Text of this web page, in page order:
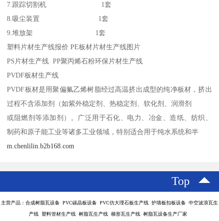
7.跟踪切割机 1套
8.吸尘装置 1套
9.堆放架 1套
塑料片材生产线报价 PE板材片材生产线图片
PS片材生产线 PP聚丙烯石粉环保片材生产线
PVDF板材生产线
PVDF板材是用聚偏氟乙烯树脂经过高温挤出成型的纯净板材，挤出
过程不含添加剂（如紫外稳定剂、热稳定剂、软化剂、润滑剂
或阻燃剂等添加剂）。广泛用于石化、电力、冶金、造纸、纺织、
制药和原子能工业等诸多工业领域，特别适合用于纯水系统和半
m.chenlilin.b2b168.com
Top
主营产品：合成树脂瓦设备 PVC碳晶板设备 PVC仿大理石板生产线 护墙板扣板设备 中空波浪瓦生
产线 塑料管材生产线 树脂瓦生产线 梯形瓦生产线 树脂瓦设备生产厂家